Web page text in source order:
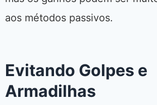
aos métodos passivos.
Evitando Golpes e
Armadilhas